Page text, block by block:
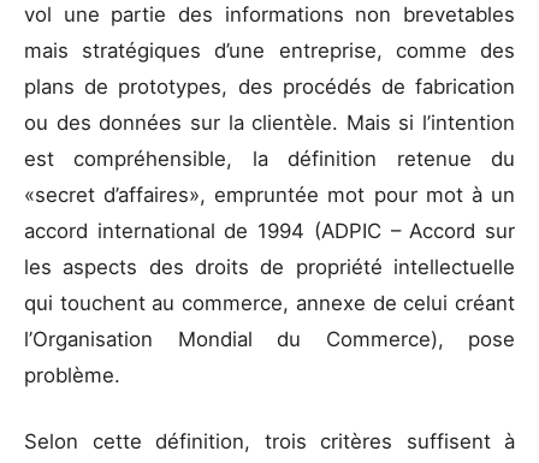
vol une partie des informations non brevetables
mais stratégiques d’une entreprise, comme des
plans de prototypes, des procédés de fabrication
ou des données sur la clientèle. Mais si l’intention
est compréhensible, la définition retenue du
«secret d’affaires», empruntée mot pour mot à un
accord international de 1994 (ADPIC – Accord sur
les aspects des droits de propriété intellectuelle
qui touchent au commerce, annexe de celui créant
l’Organisation Mondial du Commerce), pose
problème.
Selon cette définition, trois critères suffisent à